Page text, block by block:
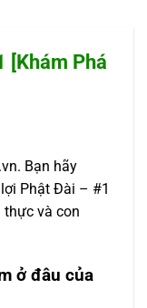
[Khám Phá
Bạn hãy
Phật Đài – #1
thực và con
ở đâu của